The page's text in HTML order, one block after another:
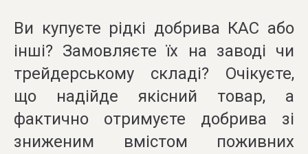
Ви купуєте рідкі добрива КАС або
інші? Замовляєте їх на заводі чи
трейдерському складі? Очікуєте,
що надійде якісний товар, а
фактично отримуєте добрива зі
зниженим вмістом поживних